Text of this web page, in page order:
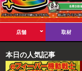
店舗 取材
本日の人気記事